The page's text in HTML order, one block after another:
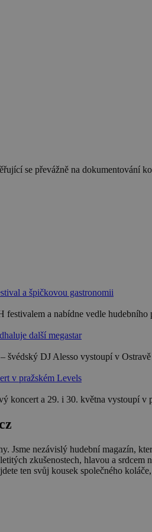
se převážně na dokumentování
a špičkovou gastronomii
festivalem a nabídne vedle
další megastar
švédský DJ Alesso vystoupí v
v pražském Levels
koncert a 29. i 30. května vystoupí v
Jsme nezávislý hudební magazín,
zkušenostech, hlavou a
ten svůj kousek společného